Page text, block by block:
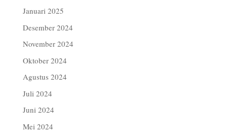
Januari 2025
Desember 2024
November 2024
Oktober 2024
Agustus 2024
Juli 2024
Juni 2024
Mei 2024